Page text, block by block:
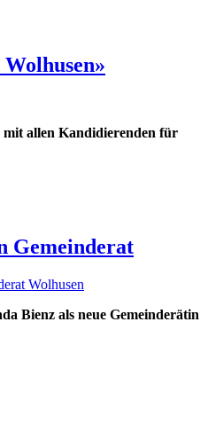
mit allen Kandidierenden für
Gemeinderat
Bienz als neue Gemeinderätin